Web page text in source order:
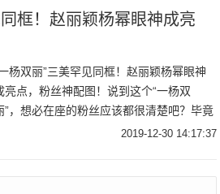
框！赵丽颖杨幂眼神成亮
杨双丽”三美罕见同框！赵丽颖杨幂眼神
亮点，粉丝神配图！说到这个“一杨双
”，想必在座的粉丝应该都很清楚吧？毕竟
时下不是还蛮流行说什么“四杨双丽”的吗？
2019-12-30 14:17:37